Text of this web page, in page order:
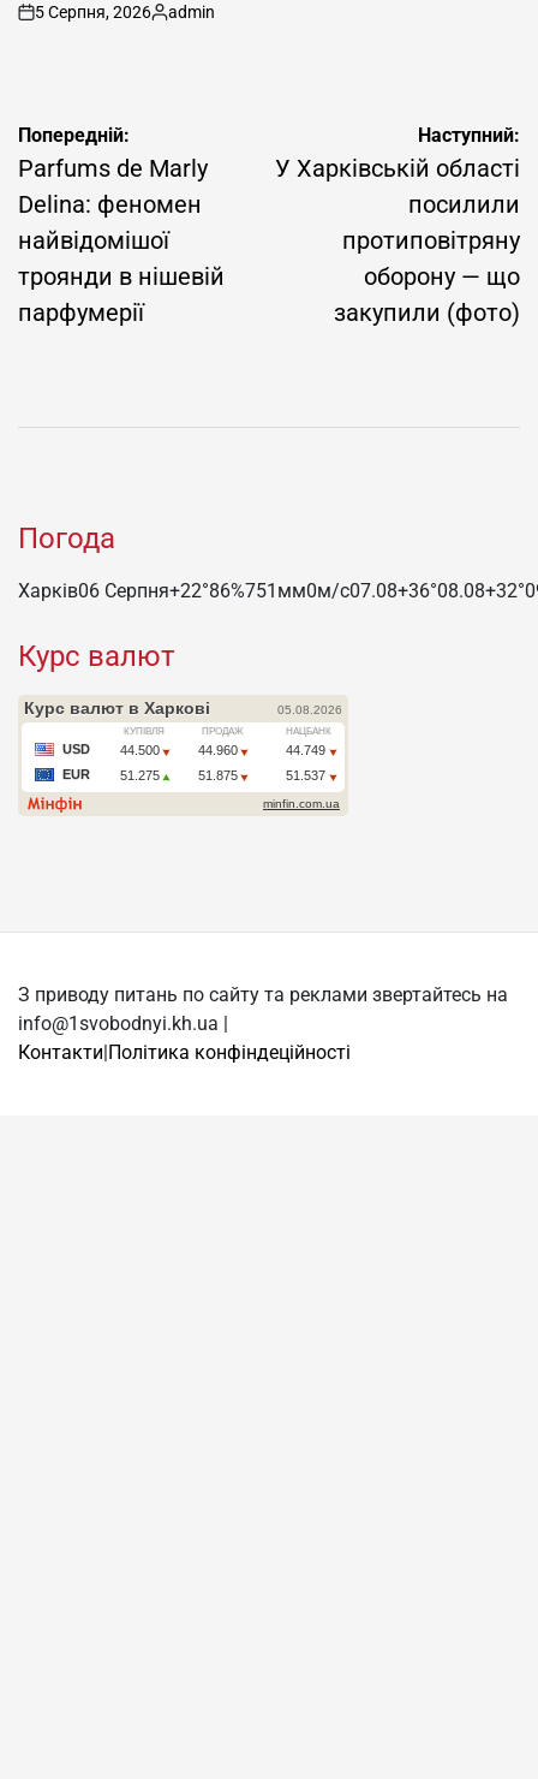
on
5 Серпня, 2026
Опубліковано
admin
Навігація
записів
Попередній:
Parfums de Marly
Delina: феномен
найвідомішої
троянди в нішевій
парфумерії
Наступний:
У Харківській області
посилили
протиповітряну
оборону — що
закупили (фото)
Погода
Харків06 Серпня+22°86%751 мм0м/c07.08+36°08.08+32°
Курс валют
З приводу питань по сайту та реклами звертайтесь на
info@1svobodnyi.kh.ua |
Контакти|Політика конфіндеційності